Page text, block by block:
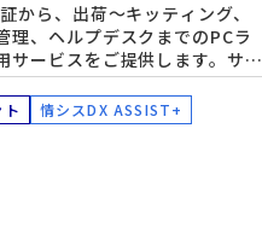
から、出荷～キッティング、
理、ヘルプデスクまでのPCラ
サービスをご提供します。サブ
のDaaS（Device as a
供しています。
情シスDX ASSIST+